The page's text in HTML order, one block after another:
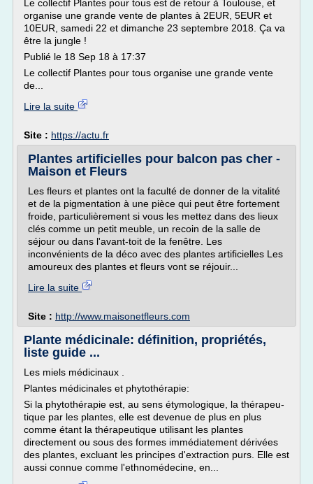
Le collectif Plantes pour tous est de retour à Toulouse, et
organise une grande vente de plantes à 2EUR, 5EUR et
10EUR, samedi 22 et dimanche 23 septembre 2018. Ça va
être la jungle !
Publié le 18 Sep 18 à 17:37
Le collectif Plantes pour tous organise une grande vente
de...
Lire la suite
Site : https://actu.fr
Plantes artificielles pour balcon pas cher -
Maison et Fleurs
Les fleurs et plantes ont la faculté de donner de la vitalité
et de la pigmentation à une pièce qui peut être fortement
froide, particulièrement si vous les mettez dans des lieux
clés comme un petit meuble, un recoin de la salle de
séjour ou dans l'avant-toit de la fenêtre. Les
inconvénients de la déco avec des plantes artificielles Les
amoureux des plantes et fleurs vont se réjouir...
Lire la suite
Site : http://www.maisonetfleurs.com
Plante médicinale: définition, propriétés,
liste guide ...
Les miels médicinaux .
Plantes médicinales et phytothérapie:
Si la phytothérapie est, au sens étymologique, la thérapeu­
tique par les plantes, elle est devenue de plus en plus
comme étant la thérapeutique utilisant les plantes
directement ou sous des formes immédiatement dérivées
des plantes, excluant les principes d'extraction purs. Elle est
aussi connue comme l'ethnomédecine, en...